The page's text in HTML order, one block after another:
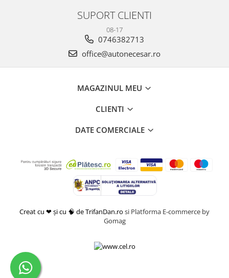
SUPORT CLIENTI
08-17
0746382713
office@autonecesar.ro
MAGAZINUL MEU
CLIENTI
DATE COMERCIALE
Creat cu ❤ și cu 🧠 de TrifanDan.ro si Platforma E-commerce by
Gomag